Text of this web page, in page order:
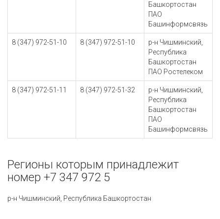
Башкортостан
ПАО
Башинформсвязь
8 (347) 972-51-10 8 (347) 972-51-10
р-н Чишминский,
Республика
Башкортостан
ПАО Ростелеком
8 (347) 972-51-11 8 (347) 972-51-32
р-н Чишминский,
Республика
Башкортостан
ПАО
Башинформсвязь
Регионы которым принадлежит
номер +7 347 972 5
р-н Чишминский, Республика Башкортостан